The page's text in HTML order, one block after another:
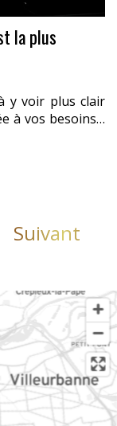
la plus
y voir plus clair
à vos besoins…
Suivant